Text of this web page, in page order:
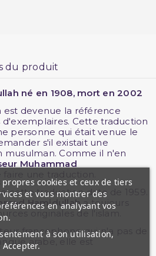
du produit
né en 1908, mort en 2002
est devenue la référence
d'exemplaires. Cette traduction
personne qui était venue le
s'il existait une
musulman. Comme il n'en
Muhammad
cette traduction date de 1959.
Hamidullaha toujours
originales de l'islam.
francophone qui n'a pas de
arabe, elle est
cookies et ceux de tiers
et vous montrer des
en analysant vos
à son utilisation,